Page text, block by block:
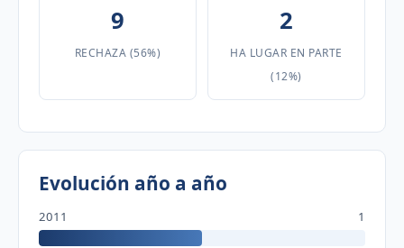
9
RECHAZA (56%)
2
HA LUGAR EN PARTE
(12%)
Evolución año a año
2011 1